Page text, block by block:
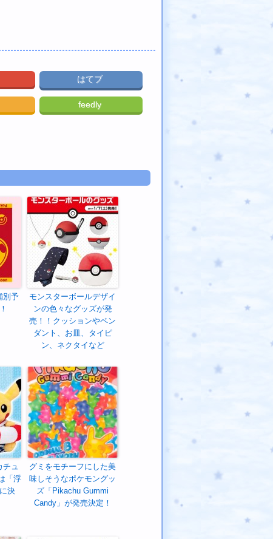
はてブ
feedly
別予
モンスターボールデザイ
ンの色々なグッズが発
売！！クッションやペン
ダント、お皿、タイピ
ン、ネクタイなど
チュ
「浮
決
グミをモチーフにした美
味しそうなポケモングッ
ズ「Pikachu Gummi
Candy」が発売決定！